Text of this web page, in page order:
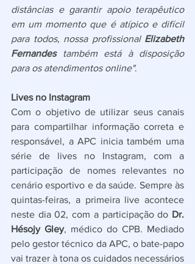
distâncias e garantir apoio terapêutico
em um momento que é atípico e difícil
para todos, nossa profissional Elizabeth
Fernandes também está à disposição
para os atendimentos online".
Lives no Instagram
Com o objetivo de utilizar seus canais
para compartilhar informação correta e
responsável, a APC inicia também uma
série de lives no Instagram, com a
participação de nomes relevantes no
cenário esportivo e da saúde. Sempre às
quintas-feiras, a primeira live acontece
neste dia 02, com a participação do Dr.
Hésojy Gley, médico do CPB. Mediado
pelo gestor técnico da APC, o bate-papo
vai trazer à tona os cuidados necessários